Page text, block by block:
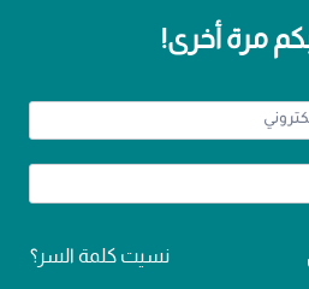
مرة أخرى!
نسيت كلمة السر؟